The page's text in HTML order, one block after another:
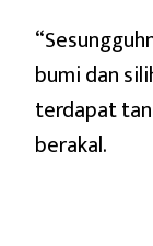
bumi dan
terdapat
berakal.